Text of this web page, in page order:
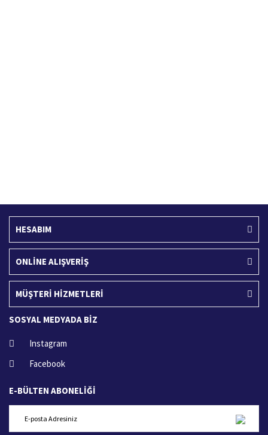
HESABIM
ONLİNE ALIŞVERİŞ
MÜŞTERİ HİZMETLERİ
SOSYAL MEDYADA BİZ
Instagram
Facebook
E-BÜLTEN ABONELİĞİ